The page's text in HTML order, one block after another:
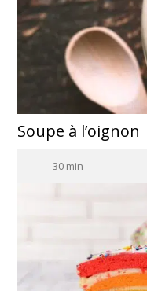
Soupe à l’oignon
30 min